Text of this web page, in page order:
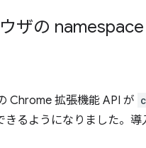
ザの namespace
Chrome 拡張機能 API が
るようになりました。導